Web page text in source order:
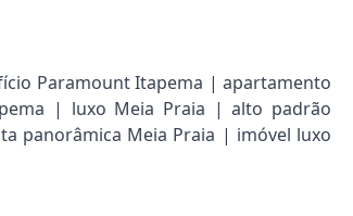
Paramount Itapema | apartamento
| luxo Meia Praia | alto padrão
panorâmica Meia Praia | imóvel luxo